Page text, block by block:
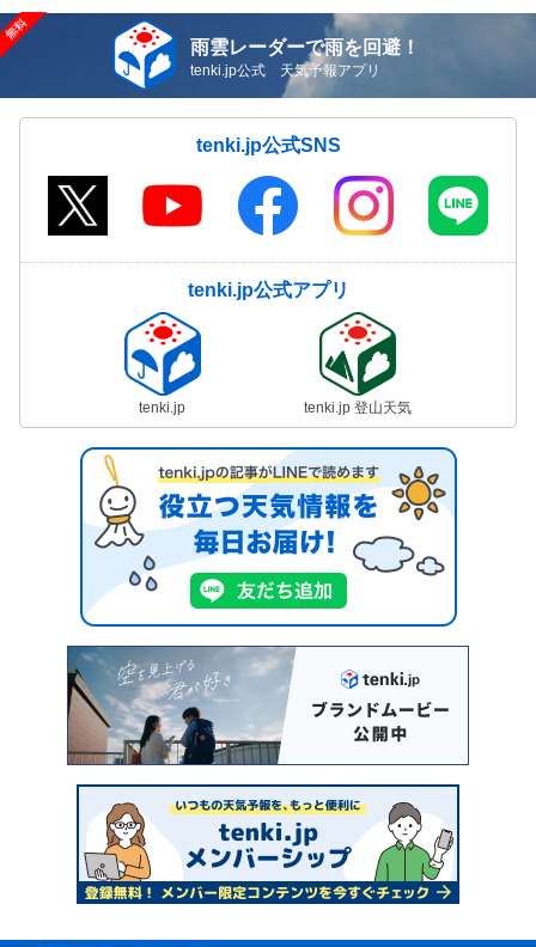
雨雲レーダーで雨を回避！
tenki.jp公式 天気予報アプリ
tenki.jp公式SNS
tenki.jp公式アプリ
tenki.jp tenki.jp 登山天気